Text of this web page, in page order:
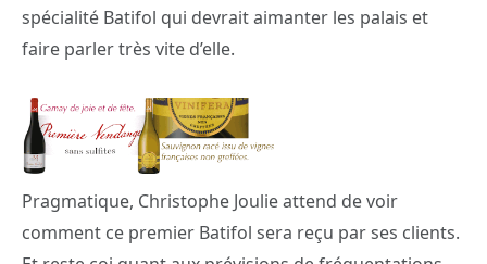
spécialité Batifol qui devrait aimanter les palais et
faire parler très vite d’elle.
Pragmatique, Christophe Joulie attend de voir
comment ce premier Batifol sera reçu par ses clients.